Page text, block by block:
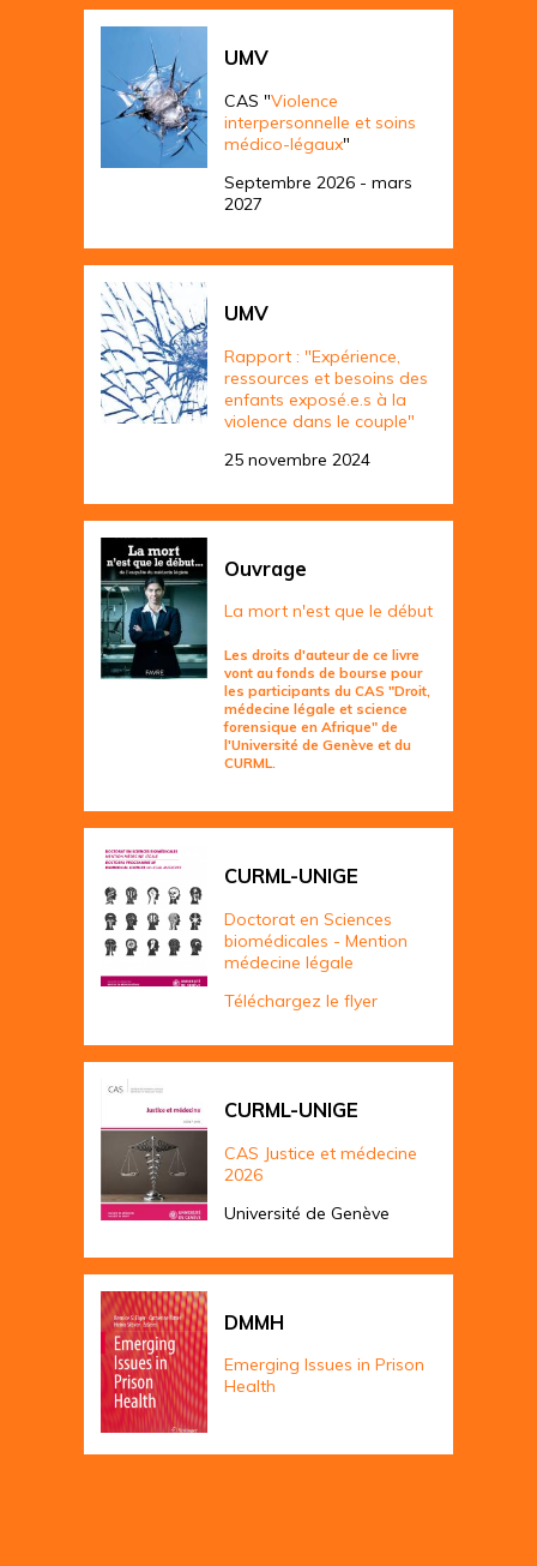
UMV
CAS "Violence
interpersonnelle et soins
médico-légaux"
Septembre 2026 - mars
2027
UMV
Rapport : "Expérience,
ressources et besoins des
enfants exposé.e.s à la
violence dans le couple"
25 novembre 2024
Ouvrage
La mort n'est que le début
Les droits d'auteur de ce livre
vont au fonds de bourse pour
les participants du CAS "Droit,
médecine légale et science
forensique en Afrique" de
l'Université de Genève et du
CURML.
CURML-UNIGE
Doctorat en Sciences
biomédicales - Mention
médecine légale
Téléchargez le flyer
CURML-UNIGE
CAS Justice et médecine
2026
Université de Genève
DMMH
Emerging Issues in Prison
Health